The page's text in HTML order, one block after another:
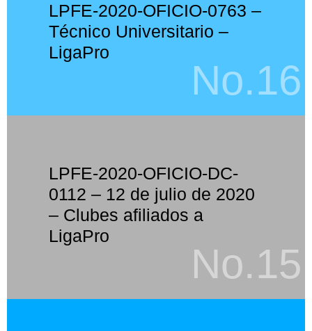
LPFE-2020-OFICIO-0763 –
Técnico Universitario –
LigaPro
No.16
LPFE-2020-OFICIO-DC-
0112 – 12 de julio de 2020
– Clubes afiliados a
LigaPro
No.15